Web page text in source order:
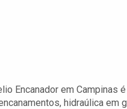
Encanador em Campinas
hidraúlica em